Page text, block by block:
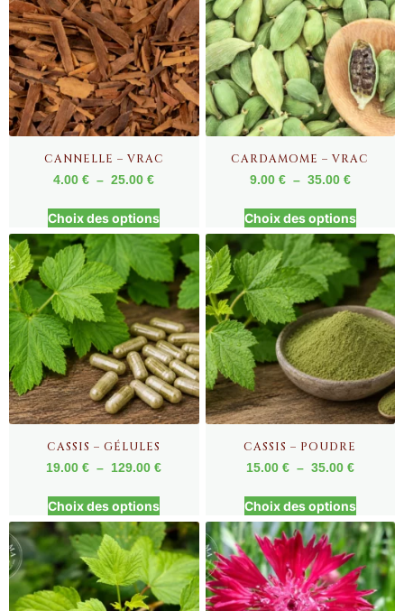
CANNELLE – VRAC
4.00€ – 25.00€
Choix des options
CARDAMOME – VRAC
9.00 € – 35.00 €
Choix des options
CASSIS – GÉLULES
19.00€ – 129.00€
Choix des options
CASSIS – POUDRE
15.00 € – 35.00 €
Choix des options